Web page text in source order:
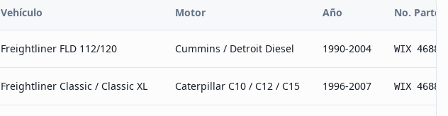
Vehículo Motor Año No. Parte
Freightliner FLD 112/120 Cummins / Detroit Diesel 1990-2004 WIX 46883
Freightliner Classic / Classic XL Caterpillar C10 / C12 / C15 1996-2007 WIX 46883